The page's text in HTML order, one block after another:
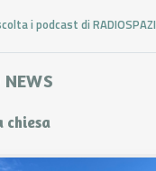
i podcast di
NEWS
chiesa